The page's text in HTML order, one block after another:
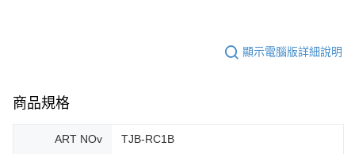
顯示電腦版詳細說明
商品規格
ART NOv TJB-RC1B